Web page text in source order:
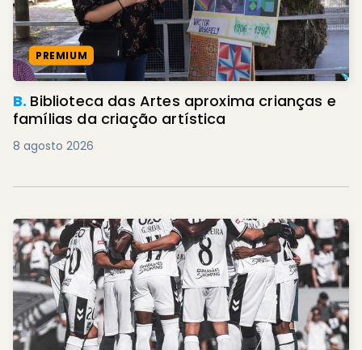
PREMIUM
B. Biblioteca das Artes aproxima crianças e
famílias da criação artística
8 agosto 2026